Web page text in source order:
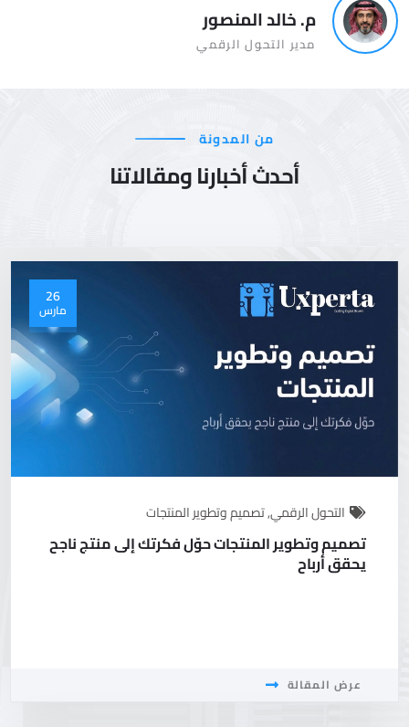
م. خالد المنصور
مدير التحول الرقمي
من المدونة
أحدث أخبارنا ومقالاتنا
26
مارس
التحول الرقمي,تصميم وتطوير المنتجات
تصميم وتطوير المنتجات حوّل فكرتك إلى منتج ناجح
يحقق أرباح
عرض المقالة